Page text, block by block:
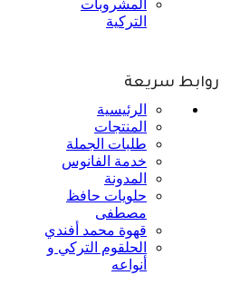
المشروبات
التركية
روابط سريعة
الرئيسية
المنتجات
طلبات الجملة
خدمة الفانوس
المدونة
حلويات حافظ
مصطفى
قهوة محمد أفندي
الحلقوم التركي و
أنواعه